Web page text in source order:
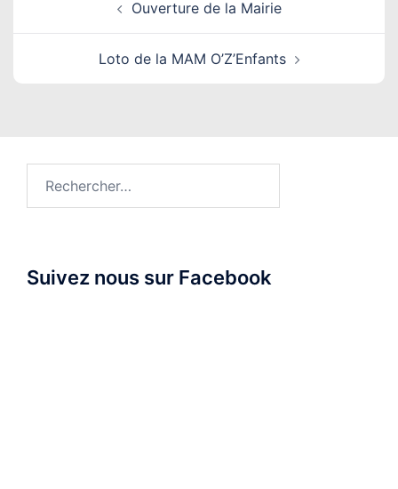
Ouverture de la Mairie
Loto de la MAM O’Z’Enfants
Suivez nous sur Facebook